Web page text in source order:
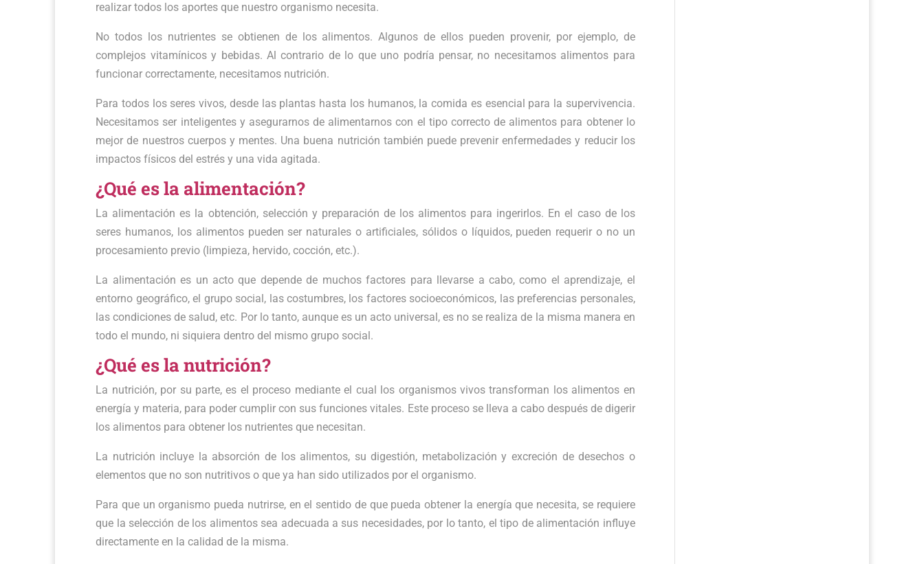
realizar todos los aportes que nuestro organismo necesita.
No todos los nutrientes se obtienen de los alimentos. Algunos de ellos pueden provenir, por ejemplo, de
complejos vitamínicos y bebidas. Al contrario de lo que uno podría pensar, no necesitamos alimentos para
funcionar correctamente, necesitamos nutrición.
Para todos los seres vivos, desde las plantas hasta los humanos, la comida es esencial para la supervivencia.
Necesitamos ser inteligentes y asegurarnos de alimentarnos con el tipo correcto de alimentos para obtener lo
mejor de nuestros cuerpos y mentes. Una buena nutrición también puede prevenir enfermedades y reducir los
impactos físicos del estrés y una vida agitada.
¿Qué es la alimentación?
La alimentación es la obtención, selección y preparación de los alimentos para ingerirlos. En el caso de los
seres humanos, los alimentos pueden ser naturales o artificiales, sólidos o líquidos, pueden requerir o no un
procesamiento previo (limpieza, hervido, cocción, etc.).
La alimentación es un acto que depende de muchos factores para llevarse a cabo, como el aprendizaje, el
entorno geográfico, el grupo social, las costumbres, los factores socioeconómicos, las preferencias personales,
las condiciones de salud, etc. Por lo tanto, aunque es un acto universal, es no se realiza de la misma manera en
todo el mundo, ni siquiera dentro del mismo grupo social.
¿Qué es la nutrición?
La nutrición, por su parte, es el proceso mediante el cual los organismos vivos transforman los alimentos en
energía y materia, para poder cumplir con sus funciones vitales. Este proceso se lleva a cabo después de digerir
los alimentos para obtener los nutrientes que necesitan.
La nutrición incluye la absorción de los alimentos, su digestión, metabolización y excreción de desechos o
elementos que no son nutritivos o que ya han sido utilizados por el organismo.
Para que un organismo pueda nutrirse, en el sentido de que pueda obtener la energía que necesita, se requiere
que la selección de los alimentos sea adecuada a sus necesidades, por lo tanto, el tipo de alimentación influye
directamente en la calidad de la misma.